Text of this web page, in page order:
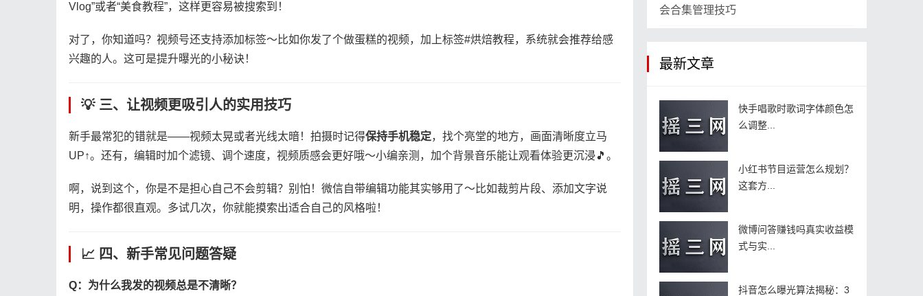
Vlog”或者“美食教程”，这样更容易被搜索到！
对了，你知道吗？视频号还支持添加标签～比如你发了个做蛋糕的视频，加上标签#烘焙教程，系统就会推荐给感
兴趣的人。这可是提升曝光的小秘诀！
💡 三、让视频更吸引人的实用技巧
新手最常犯的错就是——视频太晃或者光线太暗！拍摄时记得​​保持手机稳定​​，找个亮堂的地方，画面清晰度立马
UP↑。还有，编辑时加个滤镜、调个速度，视频质感会更好哦～小编亲测，加个背景音乐能让观看体验更沉浸🎵。
啊，说到这个，你是不是担心自己不会剪辑？别怕！微信自带编辑功能其实够用了～比如裁剪片段、添加文字说
明，操作都很直观。多试几次，你就能摸索出适合自己的风格啦！
📈 四、新手常见问题答疑
​Q：为什么我发的视频总是不清晰？​
会合集管理技巧
最新文章
快手唱歌时歌词字体颜色怎
么调整...
小红书节目运营怎么规划？
这套方...
微博问答赚钱吗真实收益模
式与实...
抖音怎么曝光算法揭秘：3